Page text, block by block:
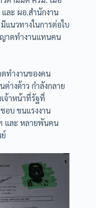
ละ ผอ.สำนักงาน
แนวทางในการต่อใบ
าตทำงานแทนคน
ทำงานของคน
างด้าว กำลังกลาย
จ้าหน้าที่รัฐที่
อบ ขนแรงงาน
และ หลายพันคน